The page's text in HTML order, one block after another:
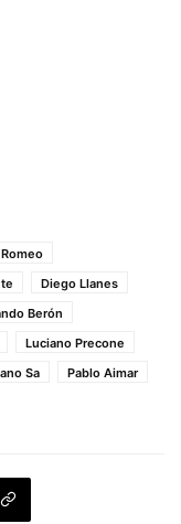
Diego Llanes
Berón
Luciano Precone
Sa
Pablo Aimar